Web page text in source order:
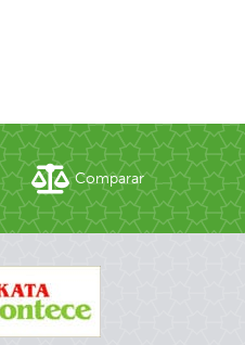
Comparar